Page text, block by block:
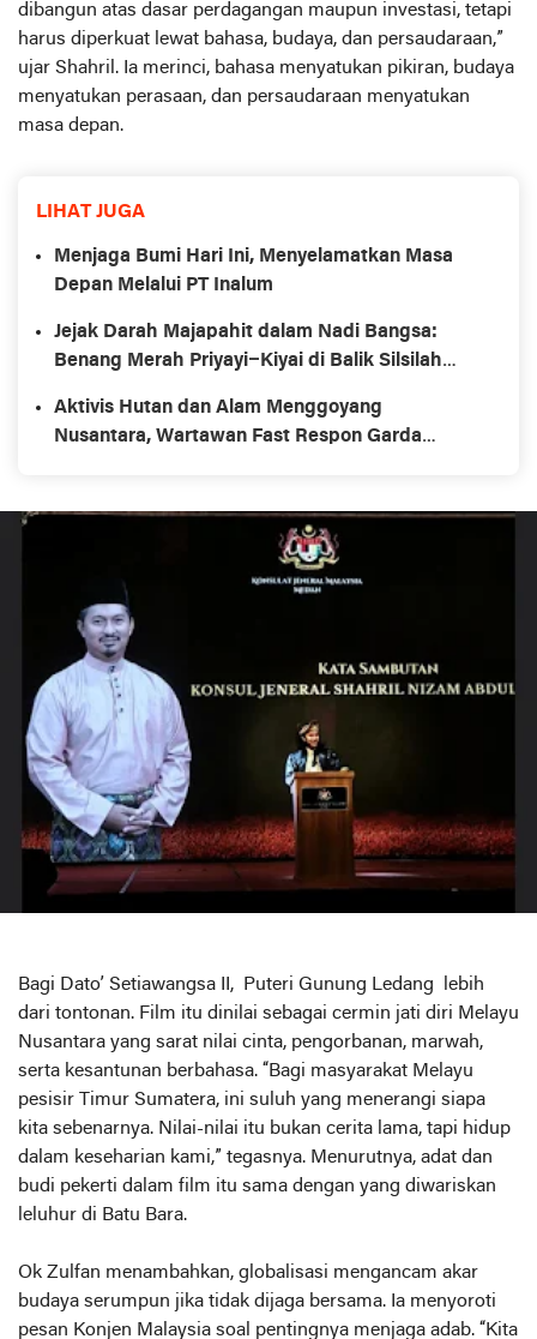
dibangun atas dasar perdagangan maupun investasi, tetapi
harus diperkuat lewat bahasa, budaya, dan persaudaraan,”
ujar Shahril. Ia merinci, bahasa menyatukan pikiran, budaya
menyatukan perasaan, dan persaudaraan menyatukan
masa depan.
LIHAT JUGA
Menjaga Bumi Hari Ini, Menyelamatkan Masa
Depan Melalui PT Inalum
Jejak Darah Majapahit dalam Nadi Bangsa:
Benang Merah Priyayi–Kiyai di Balik Silsilah
Aktivis Hutan dan Alam Menggoyang
Nusantara, Wartawan Fast Respon Garda
Bagi Dato’ Setiawangsa II, Puteri Gunung Ledang lebih
dari tontonan. Film itu dinilai sebagai cermin jati diri Melayu
Nusantara yang sarat nilai cinta, pengorbanan, marwah,
serta kesantunan berbahasa. “Bagi masyarakat Melayu
pesisir Timur Sumatera, ini suluh yang menerangi siapa
kita sebenarnya. Nilai-nilai itu bukan cerita lama, tapi hidup
dalam keseharian kami,” tegasnya. Menurutnya, adat dan
budi pekerti dalam film itu sama dengan yang diwariskan
leluhur di Batu Bara.
Ok Zulfan menambahkan, globalisasi mengancam akar
budaya serumpun jika tidak dijaga bersama. Ia menyoroti
pesan Konjen Malaysia soal pentingnya menjaga adab. “Kita